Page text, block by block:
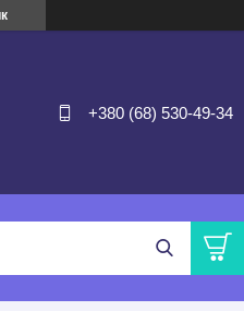
+380 (68) 530-49-34